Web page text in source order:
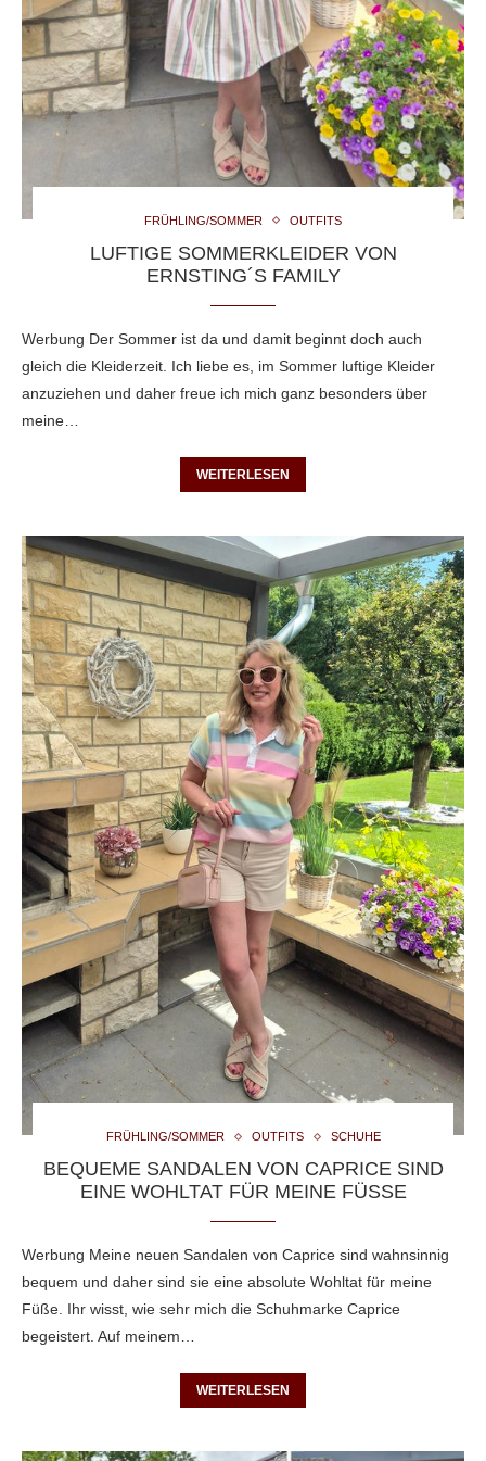
FRÜHLING/SOMMER OUTFITS
LUFTIGE SOMMERKLEIDER VON
ERNSTING´S FAMILY
Werbung Der Sommer ist da und damit beginnt doch auch
gleich die Kleiderzeit. Ich liebe es, im Sommer luftige Kleider
anzuziehen und daher freue ich mich ganz besonders über
meine…
WEITERLESEN
FRÜHLING/SOMMER OUTFITS SCHUHE
BEQUEME SANDALEN VON CAPRICE SIND
EINE WOHLTAT FÜR MEINE FÜSSE
Werbung Meine neuen Sandalen von Caprice sind wahnsinnig
bequem und daher sind sie eine absolute Wohltat für meine
Füße. Ihr wisst, wie sehr mich die Schuhmarke Caprice
begeistert. Auf meinem…
WEITERLESEN